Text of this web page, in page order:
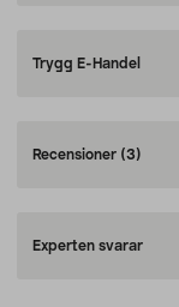
Trygg E-Handel
Recensioner (3)
Experten svarar